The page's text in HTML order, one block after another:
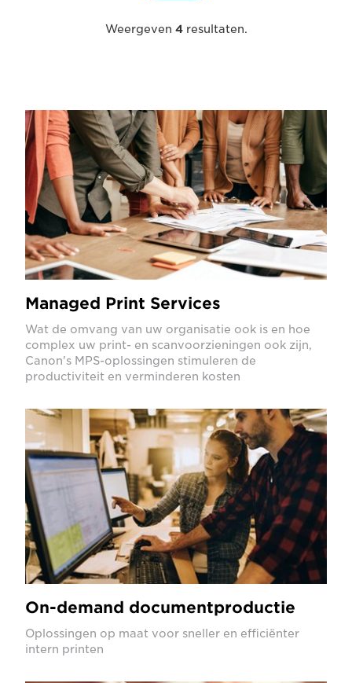
Weergeven 4 resultaten.
Managed Print Services
Wat de omvang van uw organisatie ook is en hoe
complex uw print- en scanvoorzieningen ook zijn,
Canon's MPS-oplossingen stimuleren de
productiviteit en verminderen kosten
On-demand documentproductie
Oplossingen op maat voor sneller en efficiënter
intern printen